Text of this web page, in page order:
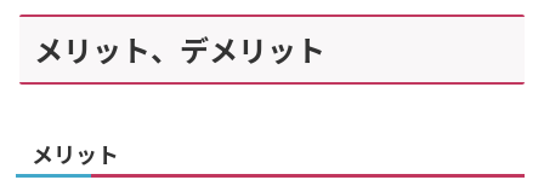
メリット、デメリット
メリット